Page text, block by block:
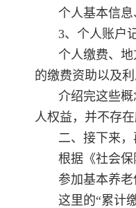
个人基本信
3、个人账户
个人缴费、
的缴费资助以及利
介绍完这些
人权益，并不存在
二、接下来
根据《社会
参加基本养
这里的“累计